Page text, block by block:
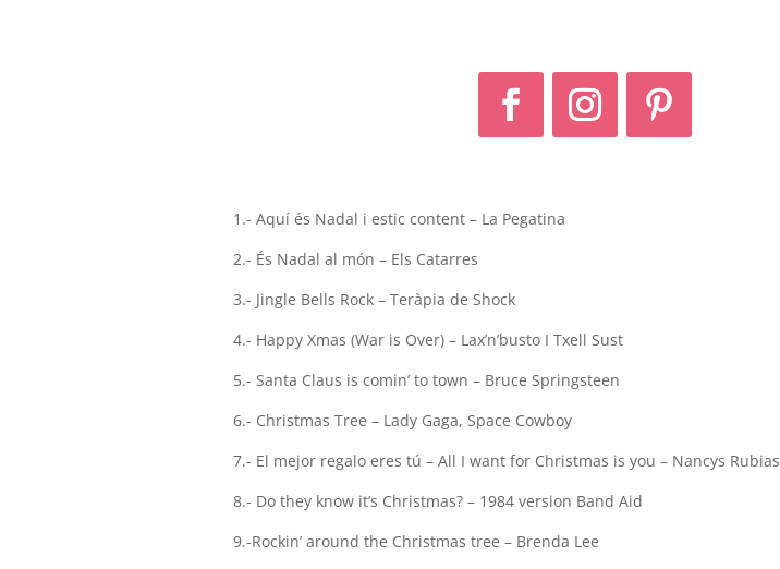
1.- Aquí és Nadal i estic content – La Pegatina
2.- És Nadal al món – Els Catarres
3.- Jingle Bells Rock – Teràpia de Shock
4.- Happy Xmas (War is Over) – Lax’n’busto I Txell Sust
5.- Santa Claus is comin’ to town – Bruce Springsteen
6.- Christmas Tree – Lady Gaga, Space Cowboy
7.- El mejor regalo eres tú – All I want for Christmas is you – Nancys Rubias
8.- Do they know it’s Christmas? – 1984 version Band Aid
9.-Rockin’ around the Christmas tree – Brenda Lee